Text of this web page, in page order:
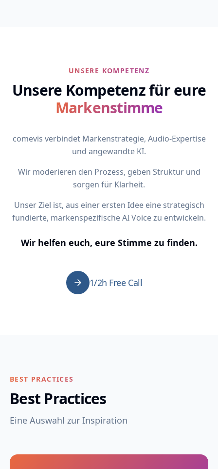
UNSERE KOMPETENZ
Unsere Kompetenz für eure
Markenstimme
comevis verbindet Markenstrategie, Audio-Expertise
und angewandte KI.
Wir moderieren den Prozess, geben Struktur und
sorgen für Klarheit.
Unser Ziel ist, aus einer ersten Idee eine strategisch
fundierte, markenspezifische AI Voice zu entwickeln.
Wir helfen euch, eure Stimme zu finden.
1/2h Free Call
BEST PRACTICES
Best Practices
Eine Auswahl zur Inspiration